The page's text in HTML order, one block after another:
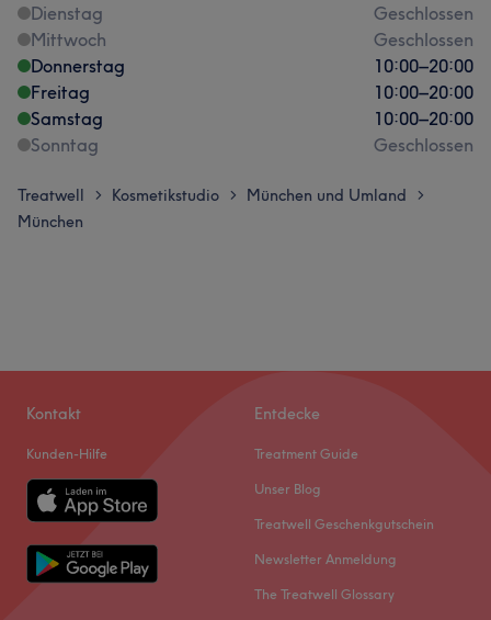
Dienstag
Geschlossen
Mittwoch
Geschlossen
Donnerstag
10:00–20:00
Freitag
10:00–20:00
Samstag
10:00–20:00
Sonntag
Geschlossen
Treatwell > Kosmetikstudio > München und Umland >
München
Kontakt
Kunden-Hilfe
Entdecke
Treatment Guide
Unser Blog
Treatwell Geschenkgutschein
Newsletter Anmeldung
The Treatwell Glossary